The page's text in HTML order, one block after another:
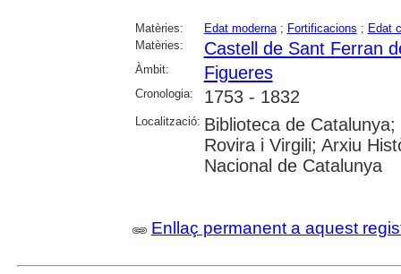
Matèries: Edat moderna; Fortificacions ; Edat
Matèries:
Castell de Sant Ferran
Àmbit: Figueres
Cronologia: 1753 - 1832
Localització: Biblioteca de
Rovira i Virgili; Arxiu
Nacional de Catalunya
Enllaç permanent a aquest